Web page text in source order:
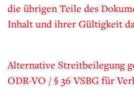
die übrigen Teile des
Inhalt und ihrer Gültigkeit
Alternative Streitbeilegung
ODR-VO / § 36 VSBG für